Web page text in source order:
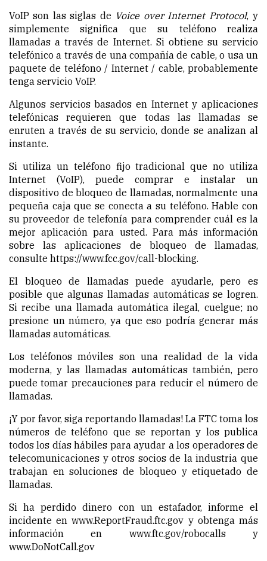
VoIP son las siglas de Voice over Internet Protocol, y
simplemente significa que su teléfono realiza
llamadas a través de Internet. Si obtiene su servicio
telefónico a través de una compañía de cable, o usa un
paquete de teléfono / Internet / cable, probablemente
tenga servicio VoIP.
Algunos servicios basados en Internet y aplicaciones
telefónicas requieren que todas las llamadas se
enruten a través de su servicio, donde se analizan al
instante.
Si utiliza un teléfono fijo tradicional que no utiliza
Internet (VoIP), puede comprar e instalar un
dispositivo de bloqueo de llamadas, normalmente una
pequeña caja que se conecta a su teléfono. Hable con
su proveedor de telefonía para comprender cuál es la
mejor aplicación para usted. Para más información
sobre las aplicaciones de bloqueo de llamadas,
consulte https://www.fcc.gov/call-blocking.
El bloqueo de llamadas puede ayudarle, pero es
posible que algunas llamadas automáticas se logren.
Si recibe una llamada automática ilegal, cuelgue; no
presione un número, ya que eso podría generar más
llamadas automáticas.
Los teléfonos móviles son una realidad de la vida
moderna, y las llamadas automáticas también, pero
puede tomar precauciones para reducir el número de
llamadas.
¡Y por favor, siga reportando llamadas! La FTC toma los
números de teléfono que se reportan y los publica
todos los días hábiles para ayudar a los operadores de
telecomunicaciones y otros socios de la industria que
trabajan en soluciones de bloqueo y etiquetado de
llamadas.
Si ha perdido dinero con un estafador, informe el
incidente en www.ReportFraud.ftc.gov y obtenga más
información en www.ftc.gov/robocalls y
www.DoNotCall.gov